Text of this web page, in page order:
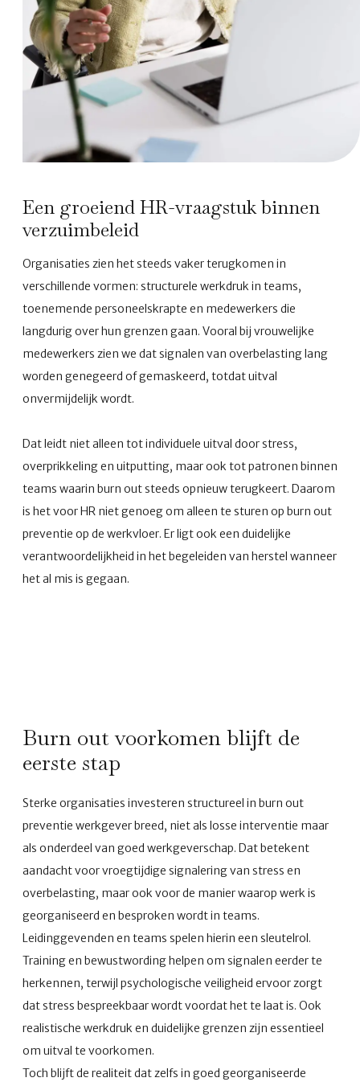
Een groeiend HR-vraagstuk binnen
verzuimbeleid
Organisaties zien het steeds vaker terugkomen in
verschillende vormen: structurele werkdruk in teams,
toenemende personeelskrapte en medewerkers die
langdurig over hun grenzen gaan. Vooral bij vrouwelijke
medewerkers zien we dat signalen van overbelasting lang
worden genegeerd of gemaskeerd, totdat uitval
onvermijdelijk wordt.
Dat leidt niet alleen tot individuele uitval door stress,
overprikkeling en uitputting, maar ook tot patronen binnen
teams waarin burn out steeds opnieuw terugkeert. Daarom
is het voor HR niet genoeg om alleen te sturen op burn out
preventie op de werkvloer. Er ligt ook een duidelijke
verantwoordelijkheid in het begeleiden van herstel wanneer
het al mis is gegaan.
Burn out voorkomen blijft de
eerste stap
Sterke organisaties investeren structureel in burn out
preventie werkgever breed, niet als losse interventie maar
als onderdeel van goed werkgeverschap. Dat betekent
aandacht voor vroegtijdige signalering van stress en
overbelasting, maar ook voor de manier waarop werk is
georganiseerd en besproken wordt in teams.
Leidinggevenden en teams spelen hierin een sleutelrol.
Training en bewustwording helpen om signalen eerder te
herkennen, terwijl psychologische veiligheid ervoor zorgt
dat stress bespreekbaar wordt voordat het te laat is. Ook
realistische werkdruk en duidelijke grenzen zijn essentieel
om uitval te voorkomen.
Toch blijft de realiteit dat zelfs in goed georganiseerde